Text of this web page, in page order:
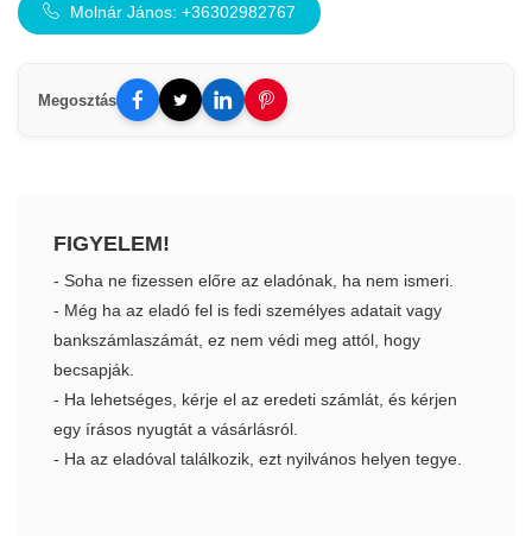
Molnár János: +36302982767
Megosztás
FIGYELEM!
- Soha ne fizessen előre az eladónak, ha nem ismeri.
- Még ha az eladó fel is fedi személyes adatait vagy
bankszámlaszámát, ez nem védi meg attól, hogy
becsapják.
- Ha lehetséges, kérje el az eredeti számlát, és kérjen
egy írásos nyugtát a vásárlásról.
- Ha az eladóval találkozik, ezt nyilvános helyen tegye.